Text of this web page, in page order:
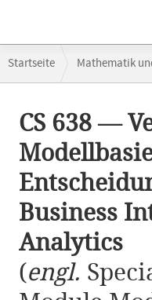
Navigation
Startseite Mathematik
CS 638 —
Business
Analytics
(engl.